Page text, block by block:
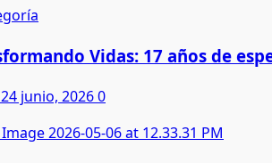
Vidas: 17 años de
24 junio, 20260